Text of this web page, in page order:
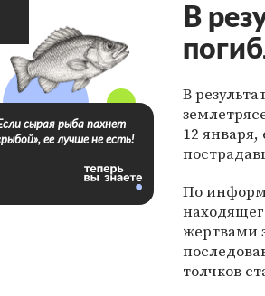
В
В
12
По
жертвами
толчков
сырая рыба пахнет
ее лучше не есть!